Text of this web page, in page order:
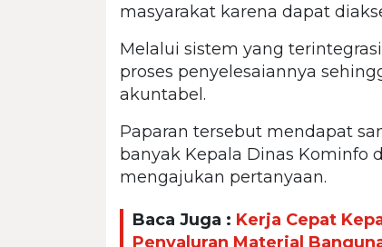
masyarakat karena dapat
Melalui sistem yang
proses penyelesaiannya
akuntabel.
Paparan tersebut mendapat
banyak Kepala Dinas Kominfo
mengajukan pertanyaan.
Baca Juga : Kerja Cepat
Penyaluran Material